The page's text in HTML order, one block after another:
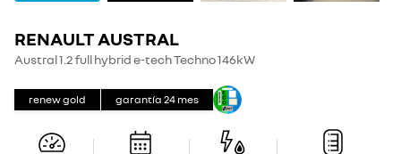
RENAULT AUSTRAL
Austral 1.2 full hybrid e-tech Techno 146kW
renew gold garantía 24 mes